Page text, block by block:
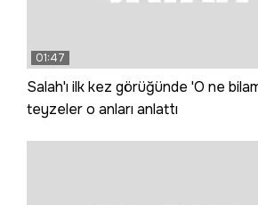
01:47
Salah'ı ilk kez görüğünde 'O ne
teyzeler o anları anlattı